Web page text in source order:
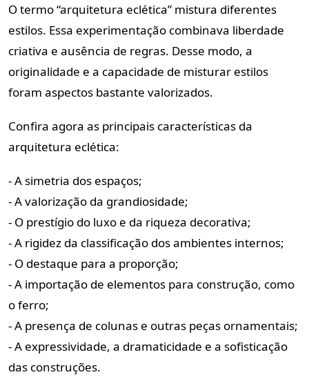
O termo “arquitetura eclética” mistura diferentes
estilos. Essa experimentação combinava liberdade
criativa e ausência de regras. Desse modo, a
originalidade e a capacidade de misturar estilos
foram aspectos bastante valorizados.
Confira agora as principais características da
arquitetura eclética:
- A simetria dos espaços;
- A valorização da grandiosidade;
- O prestígio do luxo e da riqueza decorativa;
- A rigidez da classificação dos ambientes internos;
- O destaque para a proporção;
- A importação de elementos para construção, como
o ferro;
- A presença de colunas e outras peças ornamentais;
- A expressividade, a dramaticidade e a sofisticação
das construções.